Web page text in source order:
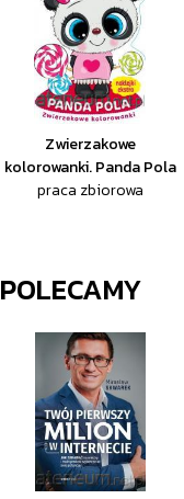
Zwierzakowe
kolorowanki. Panda Pola
praca zbiorowa
POLECAMY